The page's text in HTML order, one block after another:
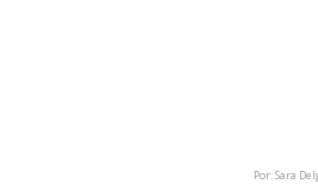
Por: Sara